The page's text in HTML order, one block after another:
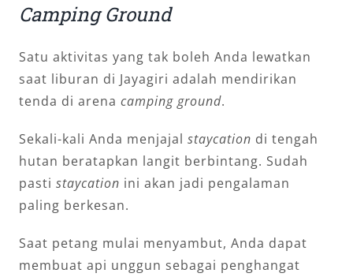
Camping Ground
Satu aktivitas yang tak boleh Anda lewatkan
saat liburan di Jayagiri adalah mendirikan
tenda di arena camping ground.
Sekali-kali Anda menjajal staycation di tengah
hutan beratapkan langit berbintang. Sudah
pasti staycation ini akan jadi pengalaman
paling berkesan.
Saat petang mulai menyambut, Anda dapat
membuat api unggun sebagai penghangat